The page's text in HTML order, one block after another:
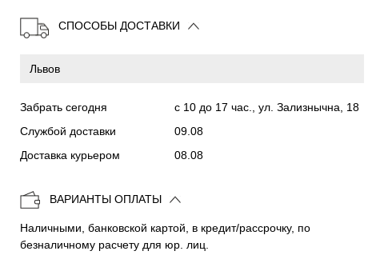
СПОСОБЫ ДОСТАВКИ
Забрать сегодня
с 10 до 17 час., ул. Зализнычна, 18
Службой доставки
09.08
Доставка курьером
08.08
ВАРИАНТЫ ОПЛАТЫ
Наличными, банковской картой, в кредит/рассрочку, по
безналичному расчету для юр. лиц.